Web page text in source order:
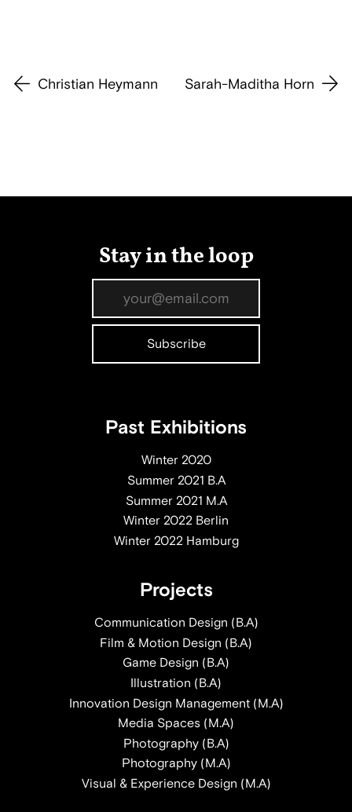
Christian Heymann Sarah-Maditha Horn
Stay in the loop
Past Exhibitions
Winter 2020
Summer 2021 B.A
Summer 2021 M.A
Winter 2022 Berlin
Winter 2022 Hamburg
Projects
Communication Design (B.A)
Film & Motion Design (B.A)
Game Design (B.A)
Illustration (B.A)
Innovation Design Management (M.A)
Media Spaces (M.A)
Photography (B.A)
Photography (M.A)
Visual & Experience Design (M.A)